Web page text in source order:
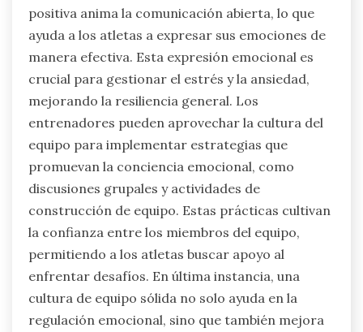
positiva anima la comunicación abierta, lo que
ayuda a los atletas a expresar sus emociones de
manera efectiva. Esta expresión emocional es
crucial para gestionar el estrés y la ansiedad,
mejorando la resiliencia general. Los
entrenadores pueden aprovechar la cultura del
equipo para implementar estrategias que
promuevan la conciencia emocional, como
discusiones grupales y actividades de
construcción de equipo. Estas prácticas cultivan
la confianza entre los miembros del equipo,
permitiendo a los atletas buscar apoyo al
enfrentar desafíos. En última instancia, una
cultura de equipo sólida no solo ayuda en la
regulación emocional, sino que también mejora